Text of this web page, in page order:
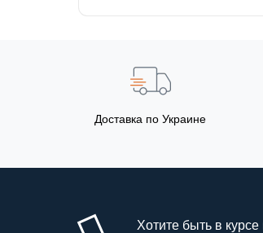
Доставка по Украине
Хотите быть в